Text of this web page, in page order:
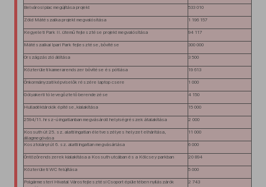
Belvárosi piac megújítása projekt 533 010
Zöld Mátészalka projekt megvalósítása 1 196 157
Kegyeleti Park II. ütemű fejlesztése projekt megvalósítása 94 117
Mátészalkai Ipari Park fejlesztése, bővítése 300 000
Országzászló állítása 3 500
Közterületi kamerarendszer bővítése és pótlása 19 613
Önkormányzati képviselők részére laptop csere 1 000
Gólyakerti tó levegőztető berendezése 4 150
Hulladéktárolók építése, kialakítása 15 000
2594/11. hrsz-ú ingatlanban megvásárolt helyiségrészek átalakítása 2 000
Kossuth út 25. sz. alatti ingatlan életveszélyes helyzet elhárítása,
állagmegóvása
11 000
Kosztolányi út 6. sz. alatti ingatlan megvásárlása 6 000
Öntözőrendszerek kialakítása a Kossuth utcában és a Kölcsey parkban 20 894
Közterületi WC felújítása 5 000
Polgármesteri Hivatal Városfejlesztési Csoport épületében nyílászárók
2 743